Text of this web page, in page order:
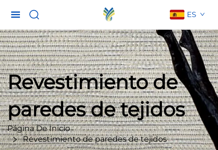
ES
Revestimiento de
paredes de tejidos
Página De Inicio
Revestimiento de paredes de tejidos